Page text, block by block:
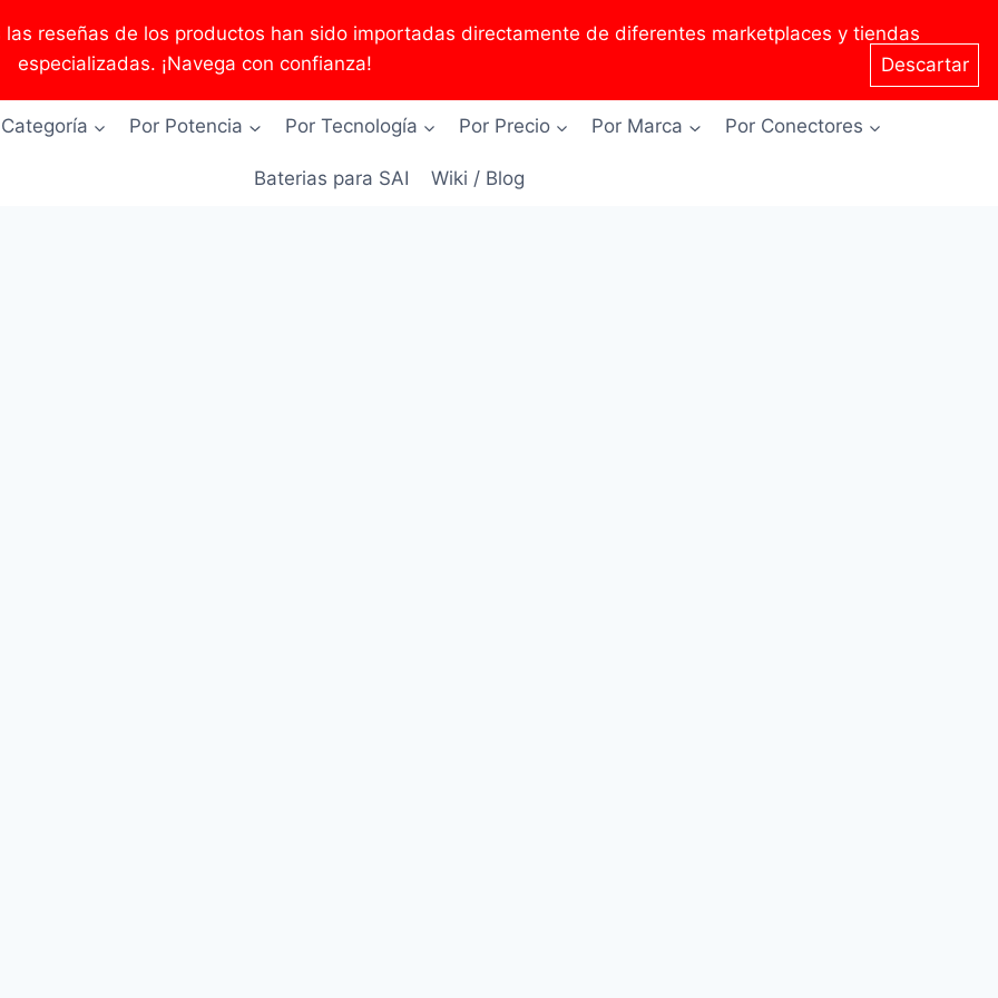
reseñas de los productos han sido importadas directamente de diferentes marketplaces y tiendas
especializadas. ¡Navega con confianza!
Descartar
Por Potencia Por Tecnología Por Precio Por Marca Por Conectores
Baterias para SAI Wiki / Blog